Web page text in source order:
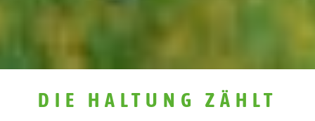
DIE HALTUNG ZÄHLT